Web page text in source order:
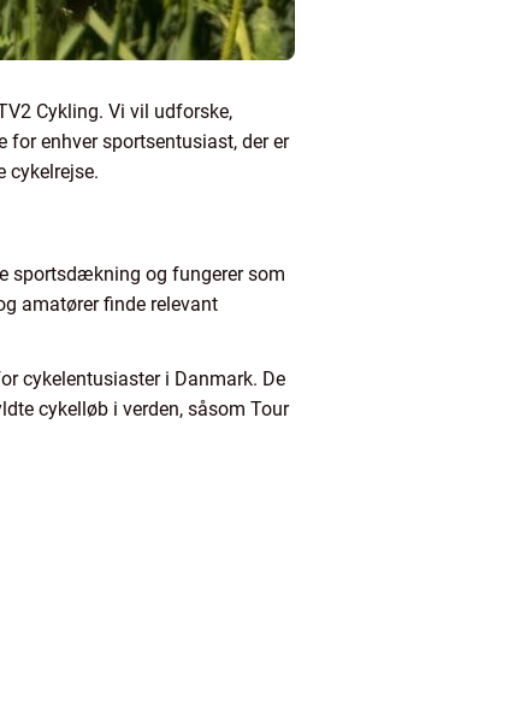
Cykling. Vi vil udforske,
for enhver sportsentusiast, der er
cykelrejse.
sportsdækning og fungerer som
amatører finde relevant
cykelentusiaster i Danmark. De
cykelløb i verden, såsom Tour